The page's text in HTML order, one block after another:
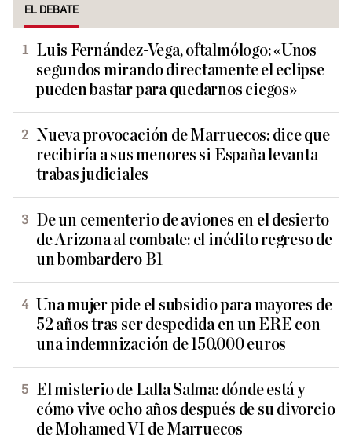
EL DEBATE
Luis Fernández-Vega, oftalmólogo: «Unos
segundos mirando directamente el eclipse
pueden bastar para quedarnos ciegos»
Nueva provocación de Marruecos: dice que
recibiría a sus menores si España levanta
trabas judiciales
De un cementerio de aviones en el desierto
de Arizona al combate: el inédito regreso de
un bombardero B1
Una mujer pide el subsidio para mayores de
52 años tras ser despedida en un ERE con
una indemnización de 150.000 euros
El misterio de Lalla Salma: dónde está y
cómo vive ocho años después de su divorcio
de Mohamed VI de Marruecos